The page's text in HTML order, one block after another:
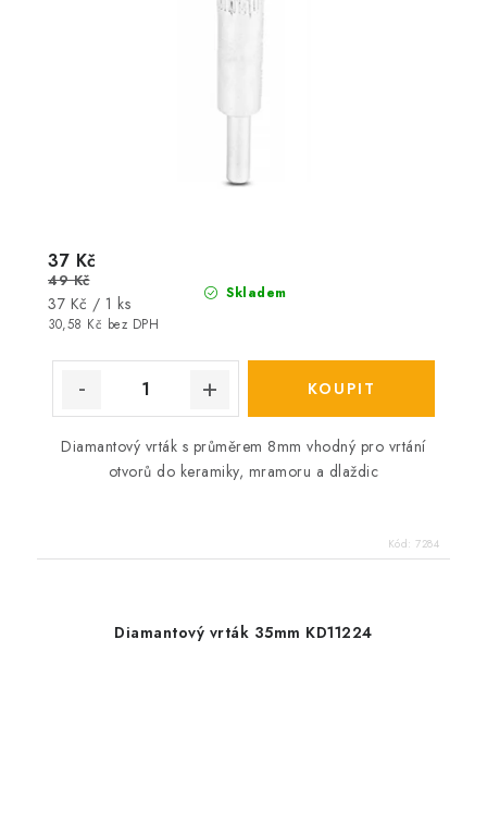
Skladem
30,58 Kč bez DPH
37 Kč
49 Kč
Měrná
cena:
37 Kč / 1 ks
Diamantový vrták s průměrem 8mm vhodný pro vrtání
otvorů do keramiky, mramoru a dlaždic
Kód: 7284
Diamantový vrták 35mm KD11224